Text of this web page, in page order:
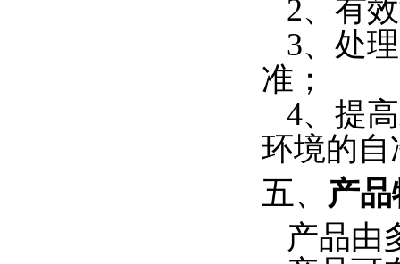
2、 有
3、 处
准；
4、 提
环境的自
五、 产
产品由